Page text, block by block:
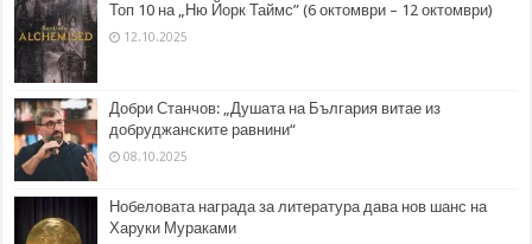
Топ 10 на „Ню Йорк Таймс” (6 октомври – 12 октомври)
12.10.2025
Добри Станчов: „Душата на България витае из
добруджанските равнини“
08.10.2025
Нобеловата награда за литература дава нов шанс на
Харуки Мураками